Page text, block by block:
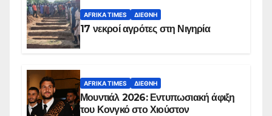
AFRIKA TIMES ΔΙΕΘΝΉ
17 νεκροί αγρότες στη Νιγηρία
AFRIKA TIMES ΔΙΕΘΝΉ
Μουντιάλ 2026: Εντυπωσιακή άφιξη
του Κονγκό στο Χιούστον